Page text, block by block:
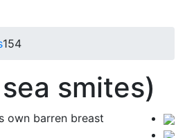
154
smites)
own barren breast